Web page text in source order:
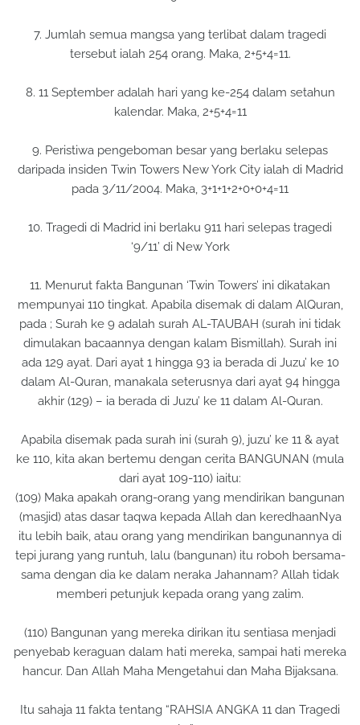
7. Jumlah semua mangsa yang terlibat dalam tragedi
tersebut ialah 254 orang. Maka, 2+5+4=11.
8. 11 September adalah hari yang ke-254 dalam setahun
kalendar. Maka, 2+5+4=11
9. Peristiwa pengeboman besar yang berlaku selepas
daripada insiden Twin Towers New York City ialah di Madrid
pada 3/11/2004. Maka, 3+1+1+2+0+0+4=11
10. Tragedi di Madrid ini berlaku 911 hari selepas tragedi
‘9/11’ di New York
11. Menurut fakta Bangunan ‘Twin Towers’ ini dikatakan
mempunyai 110 tingkat. Apabila disemak di dalam AlQuran,
pada ; Surah ke 9 adalah surah AL-TAUBAH (surah ini tidak
dimulakan bacaannya dengan kalam Bismillah). Surah ini
ada 129 ayat. Dari ayat 1 hingga 93 ia berada di Juzu’ ke 10
dalam Al-Quran, manakala seterusnya dari ayat 94 hingga
akhir (129) – ia berada di Juzu’ ke 11 dalam Al-Quran.
Apabila disemak pada surah ini (surah 9), juzu’ ke 11 & ayat
ke 110, kita akan bertemu dengan cerita BANGUNAN (mula
dari ayat 109-110) iaitu:
(109) Maka apakah orang-orang yang mendirikan bangunan
(masjid) atas dasar taqwa kepada Allah dan keredhaanNya
itu lebih baik, atau orang yang mendirikan bangunannya di
tepi jurang yang runtuh, lalu (bangunan) itu roboh bersama-
sama dengan dia ke dalam neraka Jahannam? Allah tidak
memberi petunjuk kepada orang yang zalim.
(110) Bangunan yang mereka dirikan itu sentiasa menjadi
penyebab keraguan dalam hati mereka, sampai hati mereka
hancur. Dan Allah Maha Mengetahui dan Maha Bijaksana.
Itu sahaja 11 fakta tentang “RAHSIA ANGKA 11 dan Tragedi